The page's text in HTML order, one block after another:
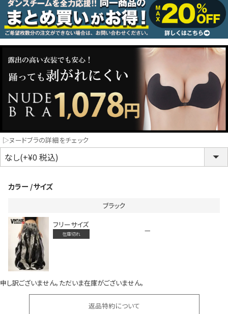
LINE連携でクーポンもらえる!!
同一商品まとめ買いキャンペーン
インスタ写真投稿キャンペーン！
浴衣
コスプレ
クリスマス
▷ヌードブラの詳細をチェック
カラー サイズ
ブラック
フリーサイズ
在庫切れ —
申し訳ございません。ただいま在庫がございません。
返品特約について